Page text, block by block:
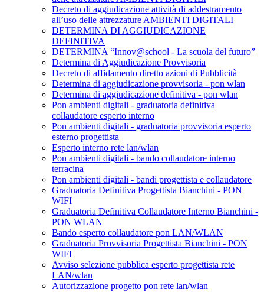
Decreto di aggiudicazione attività di addestramento
all’uso delle attrezzature AMBIENTI DIGITALI
DETERMINA DI AGGIUDICAZIONE
DEFINITIVA
DETERMINA “Innov@school - La scuola del futuro”
Determina di Aggiudicazione Provvisoria
Decreto di affidamento diretto azioni di Pubblicità
Determina di aggiudicazione provvisoria - pon wlan
Determina di aggiudicazione definitiva - pon wlan
Pon ambienti digitali - graduatoria definitiva
collaudatore esperto interno
Pon ambienti digitali - graduatoria provvisoria esperto
esterno progettista
Esperto interno rete lan/wlan
Pon ambienti digitali - bando collaudatore interno
terracina
Pon ambienti digitali - bandi progettista e collaudatore
Graduatoria Definitiva Progettista Bianchini - PON
WIFI
Graduatoria Definitiva Collaudatore Interno Bianchini -
PON WLAN
Bando esperto collaudatore pon LAN/WLAN
Graduatoria Provvisoria Progettista Bianchini - PON
WIFI
Avviso selezione pubblica esperto progettista rete
LAN/wlan
Autorizzazione progetto pon rete lan/wlan